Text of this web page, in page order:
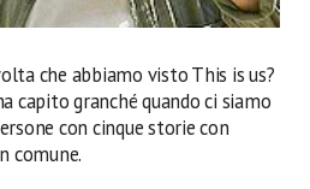
che abbiamo visto This is us?
capito granché quando ci siamo
con cinque storie con
comune.